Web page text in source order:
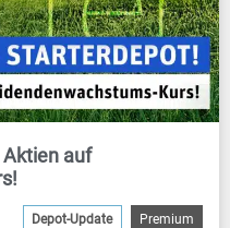
auf
Depot-Update Premium